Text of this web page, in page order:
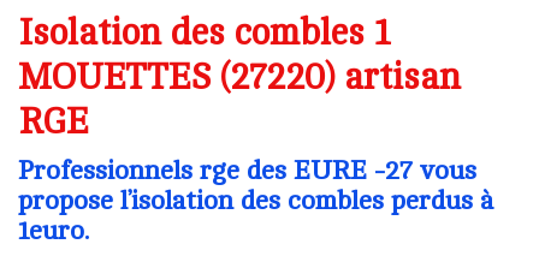
Isolation des combles 1
MOUETTES (27220) artisan
RGE
Professionnels rge des EURE -27 vous
propose l’isolation des combles perdus à
1euro.